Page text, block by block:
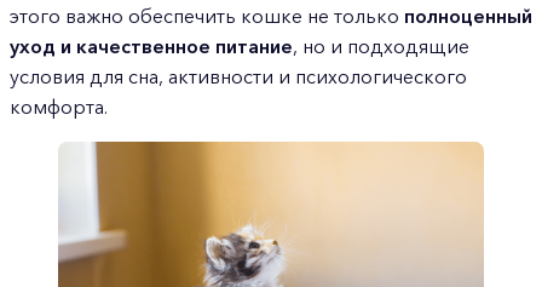
этого важно обеспечить кошке не только полноценный
уход и качественное питание, но и подходящие
условия для сна, активности и психологического
комфорта.